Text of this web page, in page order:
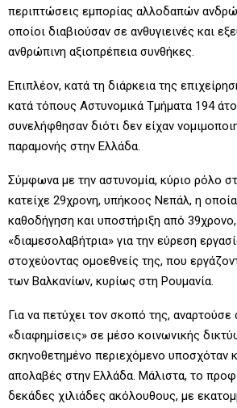
περιπτώσεις εμπορίας αλλοδαπών
οποίοι διαβιούσαν σε ανθυγιεινές και
ανθρώπινη αξιοπρέπεια συνθήκες.
Επιπλέον, κατά τη διάρκεια της
κατά τόπους Αστυνομικά Τμήματα 194
συνελήφθησαν διότι δεν είχαν
παραμονής στην Ελλάδα.
Σύμφωνα με την αστυνομία, κύριο ρόλο
κατείχε 29χρονη, υπήκοος Νεπάλ, η
καθοδήγηση και υποστήριξη από
«διαμεσολαβήτρια» για την εύρεση
στοχεύοντας ομοεθνείς της, που
των Βαλκανίων, κυρίως στη Ρουμανία.
Για να πετύχει τον σκοπό της, αναρτούσε
«διαφημίσεις» σε μέσο κοινωνικής
σκηνοθετημένο περιεχόμενο υποσχόταν
απολαβές στην Ελλάδα. Μάλιστα, το
δεκάδες χιλιάδες ακόλουθους, με